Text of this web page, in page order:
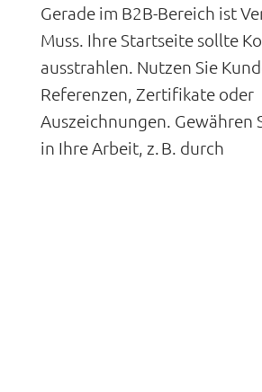
Gerade im B2B-Bereich ist
Muss. Ihre Startseite sollte
ausstrahlen. Nutzen Sie
Referenzen, Zertifikate oder
Auszeichnungen. Gewähren
in Ihre Arbeit, z. B. durch